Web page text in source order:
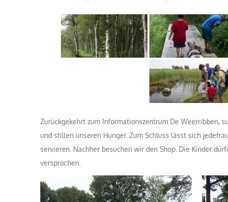
Zurückgekehrt zum Informationszentrum De Weerribben,
und stillen unseren Hunger. Zum Schluss lässt sich
servieren. Nachher besuchen wir den Shop. Die Kinder
versprochen.